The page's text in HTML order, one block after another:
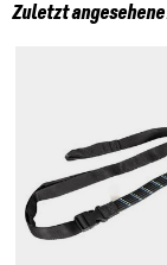
Zuletzt